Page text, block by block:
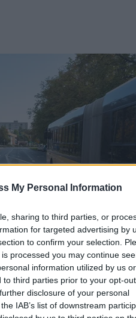
My Personal Information
sharing to third parties, or
for targeted advertising by
to confirm your selection.
processed you may continue
information utilized by us or
third parties prior to your opt-
disclosure of your personal
IAB’s list of downstream
do pracy w
autobusu, w upalny
regulaminowych spodni.
kibicowali mu i gratulowali
– po kontroli inspektorów